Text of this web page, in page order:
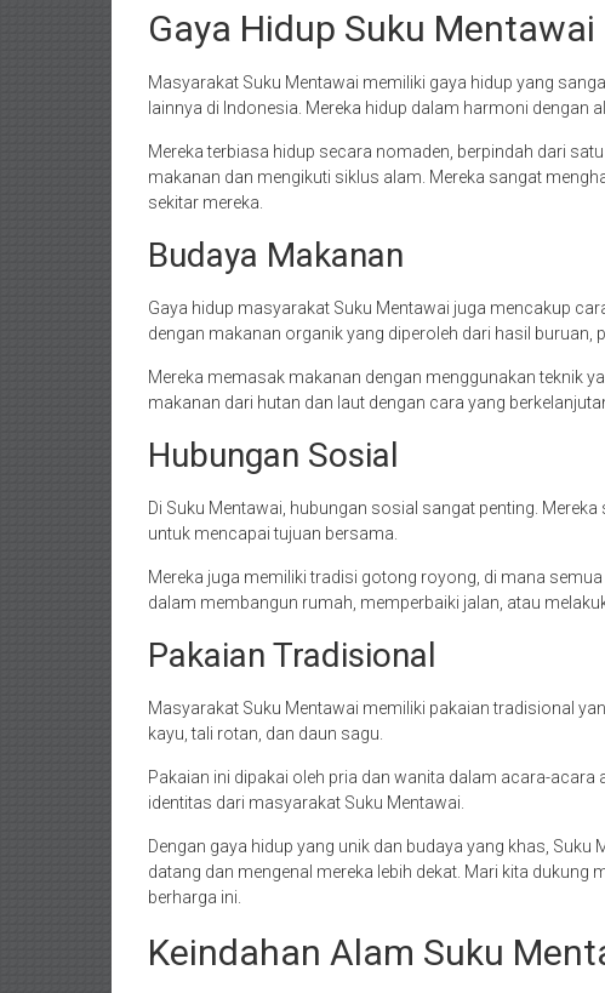
Gaya Hidup Suku Mentawai
Masyarakat Suku Mentawai memiliki gaya hidup yang
lainnya di Indonesia. Mereka hidup dalam harmoni dengan
Mereka terbiasa hidup secara nomaden, berpindah dari
makanan dan mengikuti siklus alam. Mereka sangat
sekitar mereka.
Budaya Makanan
Gaya hidup masyarakat Suku Mentawai juga mencakup
dengan makanan organik yang diperoleh dari hasil buruan,
Mereka memasak makanan dengan menggunakan teknik
makanan dari hutan dan laut dengan cara yang
Hubungan Sosial
Di Suku Mentawai, hubungan sosial sangat penting.
untuk mencapai tujuan bersama.
Mereka juga memiliki tradisi gotong royong, di mana
dalam membangun rumah, memperbaiki jalan, atau
Pakaian Tradisional
Masyarakat Suku Mentawai memiliki pakaian tradisional
kayu, tali rotan, dan daun sagu.
Pakaian ini dipakai oleh pria dan wanita dalam acara-acara
identitas dari masyarakat Suku Mentawai.
Dengan gaya hidup yang unik dan budaya yang khas,
datang dan mengenal mereka lebih dekat. Mari kita
berharga ini.
Keindahan Alam Suku